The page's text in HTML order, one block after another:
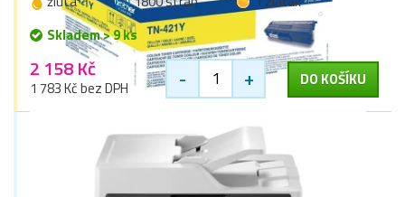
Skladem > 9 ks
2 158 Kč
1 783 Kč bez DPH - + DO KOŠÍKU